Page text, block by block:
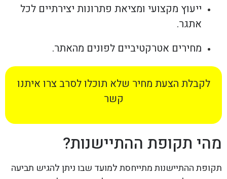
ייעוץ מקצועי ומציאת פתרונות יצירתיים לכל
אתגר.
מחירים אטרקטיביים לפונים מהאתר.
לקבלת הצעת מחיר שלא תוכלו לסרב צרו איתנו
קשר
מהי תקופת ההתיישנות?
תקופת ההתיישנות מתייחסת למועד שבו ניתן להגיש תביעה